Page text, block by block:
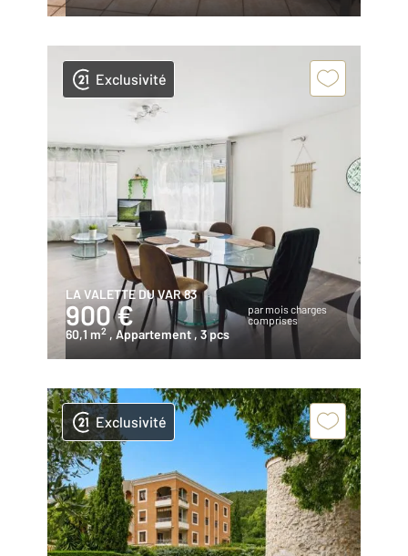
Exclusivité
LA VALETTE DU VAR 83
900 €
par mois charges
comprises
60,1 m2 , Appartement, 3 pcs
Exclusivité